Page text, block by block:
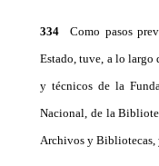
334 Como pasos
Estado, tuve, a lo largo
y técnicos de la
Nacional, de la
Archivos y Bibliotecas,